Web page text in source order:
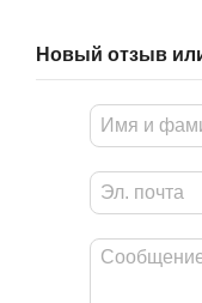
Новый отзыв